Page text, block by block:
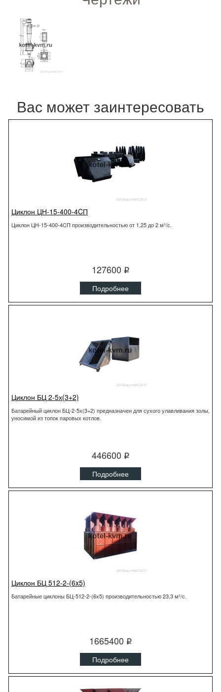
Вас может заинтересовать
Циклон ЦН-15-400-4CП
Циклон ЦН-15-400-4CП производительностью от 1,25 до 2 м³/с.
127600 q
Подробнее
Циклон БЦ 2-5х(3+2)
Батарейный циклон БЦ-2-5х(3+2) предназначен для сухого улавливания золы,
уносимой из топок паровых котлов.
446600 q
Подробнее
Циклон БЦ 512-2-(6x5)
Батарейные циклоны БЦ-512-2-(6x5) производительностью 23,3 м³/с.
1665400 q
Подробнее